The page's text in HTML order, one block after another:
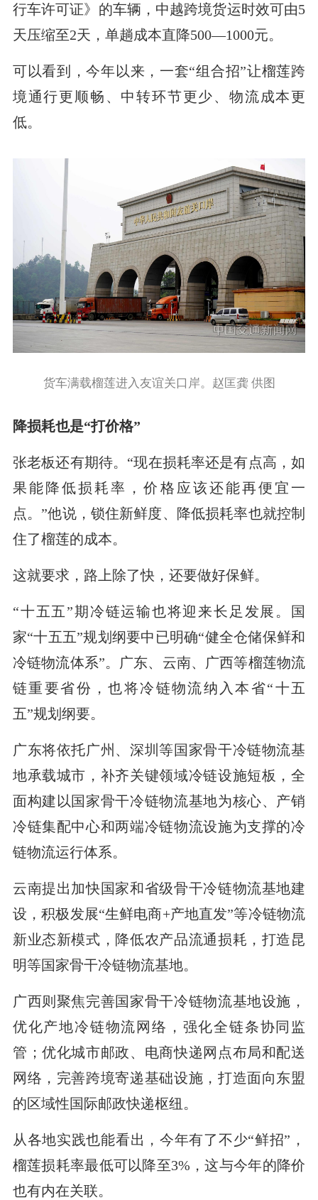
行车许可证》的车辆，中越跨境货运时效可由5
天压缩至2天，单趟成本直降500—1000元。
可以看到，今年以来，一套“组合招”让榴莲跨
境通行更顺畅、中转环节更少、物流成本更
低。
货车满载榴莲进入友谊关口岸。赵匡龚 供图
降损耗也是“打价格”
张老板还有期待。“现在损耗率还是有点高，如
果能降低损耗率，价格应该还能再便宜一
点。”他说，锁住新鲜度、降低损耗率也就控制
住了榴莲的成本。
这就要求，路上除了快，还要做好保鲜。
“十五五”期冷链运输也将迎来长足发展。国
家“十五五”规划纲要中已明确“健全仓储保鲜和
冷链物流体系”。广东、云南、广西等榴莲物流
链重要省份，也将冷链物流纳入本省“十五
五”规划纲要。
广东将依托广州、深圳等国家骨干冷链物流基
地承载城市，补齐关键领域冷链设施短板，全
面构建以国家骨干冷链物流基地为核心、产销
冷链集配中心和两端冷链物流设施为支撑的冷
链物流运行体系。
云南提出加快国家和省级骨干冷链物流基地建
设，积极发展“生鲜电商+产地直发”等冷链物流
新业态新模式，降低农产品流通损耗，打造昆
明等国家骨干冷链物流基地。
广西则聚焦完善国家骨干冷链物流基地设施，
优化产地冷链物流网络，强化全链条协同监
管；优化城市邮政、电商快递网点布局和配送
网络，完善跨境寄递基础设施，打造面向东盟
的区域性国际邮政快递枢纽。
从各地实践也能看出，今年有了不少“鲜招”，
榴莲损耗率最低可以降至3%，这与今年的降价
也有内在关联。